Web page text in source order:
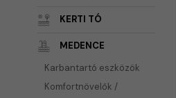
KERTI TÓ
MEDENCE
Karbantartó eszközök
Komfortnövelők /